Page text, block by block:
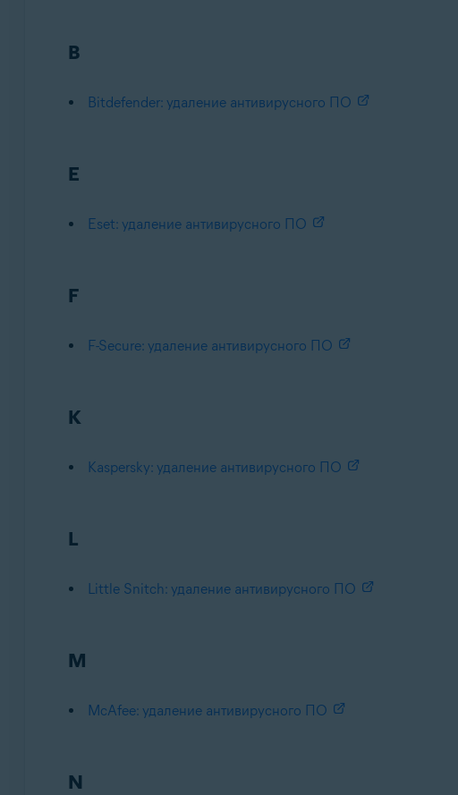
B
Bitdefender: удаление антивирусного ПО
E
Eset: удаление антивирусного ПО
F
F-Secure: удаление антивирусного ПО
K
Kaspersky: удаление антивирусного ПО
L
Little Snitch: удаление антивирусного ПО
M
McAfee: удаление антивирусного ПО
N